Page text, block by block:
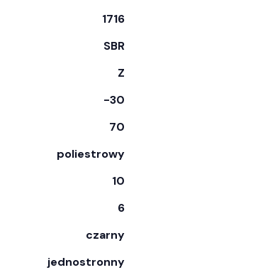
1716
SBR
Z
-30
70
poliestrowy
10
6
czarny
jednostronny